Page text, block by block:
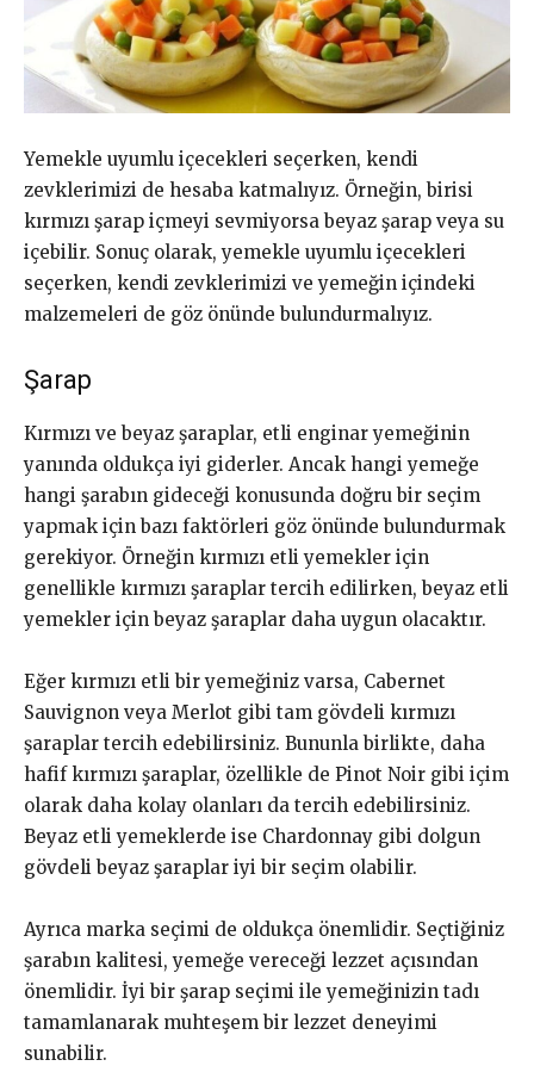
Yemekle uyumlu içecekleri seçerken, kendi
zevklerimizi de hesaba katmalıyız. Örneğin, birisi
kırmızı şarap içmeyi sevmiyorsa beyaz şarap veya su
içebilir. Sonuç olarak, yemekle uyumlu içecekleri
seçerken, kendi zevklerimizi ve yemeğin içindeki
malzemeleri de göz önünde bulundurmalıyız.
Şarap
Kırmızı ve beyaz şaraplar, etli enginar yemeğinin
yanında oldukça iyi giderler. Ancak hangi yemeğe
hangi şarabın gideceği konusunda doğru bir seçim
yapmak için bazı faktörleri göz önünde bulundurmak
gerekiyor. Örneğin kırmızı etli yemekler için
genellikle kırmızı şaraplar tercih edilirken, beyaz etli
yemekler için beyaz şaraplar daha uygun olacaktır.
Eğer kırmızı etli bir yemeğiniz varsa, Cabernet
Sauvignon veya Merlot gibi tam gövdeli kırmızı
şaraplar tercih edebilirsiniz. Bununla birlikte, daha
hafif kırmızı şaraplar, özellikle de Pinot Noir gibi içim
olarak daha kolay olanları da tercih edebilirsiniz.
Beyaz etli yemeklerde ise Chardonnay gibi dolgun
gövdeli beyaz şaraplar iyi bir seçim olabilir.
Ayrıca marka seçimi de oldukça önemlidir. Seçtiğiniz
şarabın kalitesi, yemeğe vereceği lezzet açısından
önemlidir. İyi bir şarap seçimi ile yemeğinizin tadı
tamamlanarak muhteşem bir lezzet deneyimi
sunabilir.